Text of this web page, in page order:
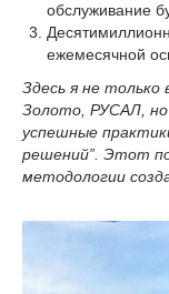
обслуживание
ежемесячной
Здесь я не
Золото, РУСАЛ,
успешные
решений”. Этот
методологии